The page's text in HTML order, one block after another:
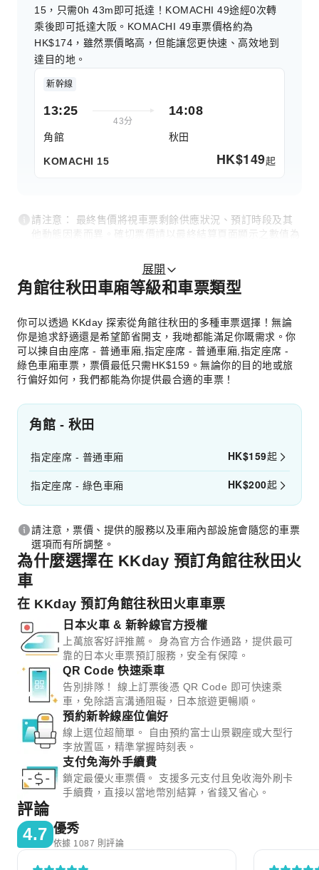
15，只需0h 43m即可抵達！KOMACHI 49途經0次轉
乘後即可抵達大阪。KOMACHI 49車票價格約為
HK$174，雖然票價略高，但能讓您更快速、高效地到
達目的地。
新幹線
13:25
43分
角館
14:08
秋田
KOMACHI 15 HK$149起
請注意： 最終售價將視車票剩餘供應狀況、預訂時段及其
他動態因素而異。確切票價請以最終結算頁面顯示之數值為
展開
角館往秋田車廂等級和車票類型
你可以透過 KKday 探索從角館往秋田的多種車票選擇！無論
你是追求舒適還是希望節省開支，我哋都能滿足你嘅需求。你
可以揀自由座席 - 普通車廂,指定座席 - 普通車廂,指定座席 -
綠色車廂車票，票價最低只需HK$159。無論你的目的地或旅
行偏好如何，我們都能為你提供最合適的車票！
角館 - 秋田
指定座席 - 普通車廂 HK$159起
指定座席 - 綠色車廂 HK$200起
請注意，票價、提供的服務以及車廂內部設施會隨您的車票
選項而有所調整。
為什麼選擇在 KKday 預訂角館往秋田火
車
在 KKday 預訂角館往秋田火車車票
日本火車 & 新幹線官方授權
上萬旅客好評推薦。 身為官方合作通路，提供最可
靠的日本火車票預訂服務，安全有保障。
QR Code 快速乘車
告別排隊！ 線上訂票後憑 QR Code 即可快速乘
車，免除語言溝通阻礙，日本旅遊更暢順。
預約新幹線座位偏好
線上選位超簡單。 自由預約富士山景觀座或大型行
李放置區，精準掌握時刻表。
支付免海外手續費
鎖定最優火車票價。 支援多元支付且免收海外刷卡
手續費，直接以當地幣別結算，省錢又省心。
評論
4.7 優秀
依據 1087 則評論